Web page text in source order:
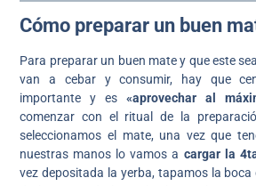
Cómo preparar un buen
Para preparar un buen mate y que este
van a cebar y consumir, hay que
importante y es«aprovechar al
comenzar con el ritual de la
seleccionamos el mate, una vez que
nuestras manos lo vamos a cargar la
vez depositada la yerba, tapamos la boca